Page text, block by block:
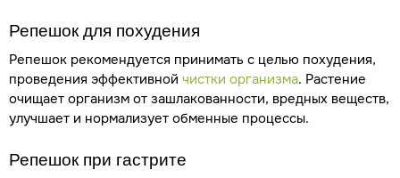
Репешок для похудения
Репешок рекомендуется принимать с целью похудения,
проведения эффективной чистки организма. Растение
очищает организм от зашлакованности, вредных веществ,
улучшает и нормализует обменные процессы.
Репешок при гастрите